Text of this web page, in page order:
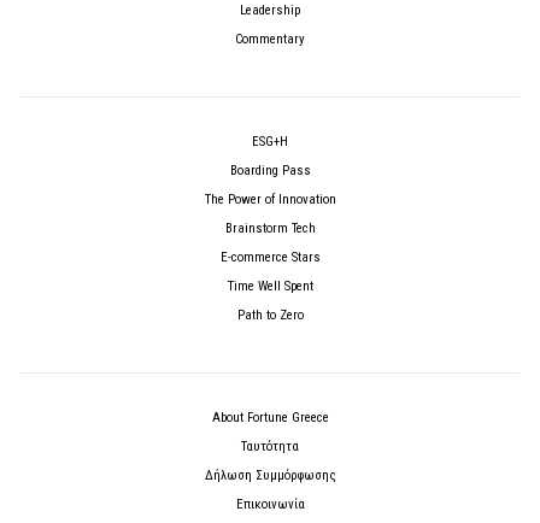
Leadership
Commentary
ESG+H
Boarding Pass
The Power of Innovation
Brainstorm Tech
E-commerce Stars
Time Well Spent
Path to Zero
About Fortune Greece
Ταυτότητα
Δήλωση Συμμόρφωσης
Επικοινωνία